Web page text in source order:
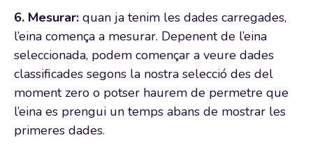
6. Mesurar: quan ja tenim les dades carregades,
l’eina comença a mesurar. Depenent de l’eina
seleccionada, podem començar a veure dades
classificades segons la nostra selecció des del
moment zero o potser haurem de permetre que
l’eina es prengui un temps abans de mostrar les
primeres dades.